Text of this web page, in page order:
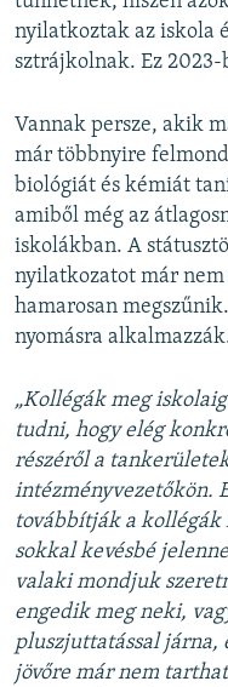
nyilatkoztak az iskola
sztrájkolnak. Ez
Vannak persze, akik
már többnyire
biológiát és kémiát
amiből még az
iskolákban. A
nyilatkozatot már
hamarosan
nyomásra
„Kollégák meg
tudni, hogy elég
részéről a
intézményvezetőkön.
továbbítják a kollégák
sokkal kevésbé
valaki mondjuk
engedik meg neki,
pluszjuttatással járna,
jövőre már nem